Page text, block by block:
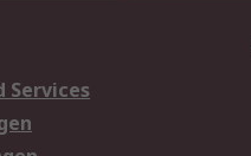
Services